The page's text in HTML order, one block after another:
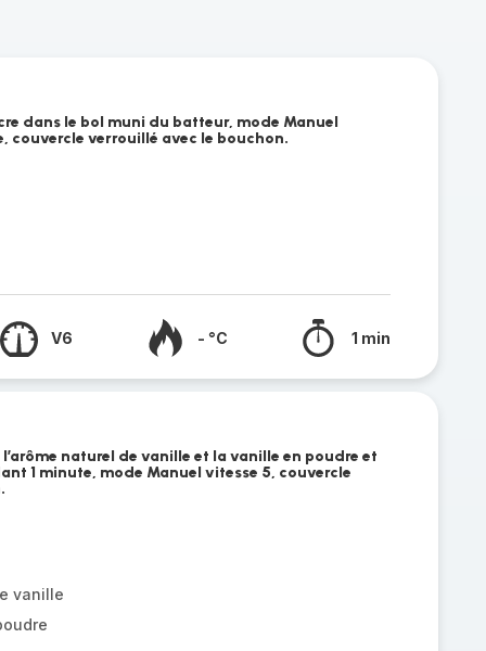
dans le bol muni du batteur, mode Manuel
couvercle verrouillé avec le bouchon.
V6 - °C 1 min
naturel de vanille et la vanille en poudre et
1 minute, mode Manuel vitesse 5, couvercle
vanille